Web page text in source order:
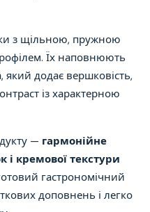
з щільною, пружною
Їх наповнюють
додає вершковість,
із характерною
— гармонійне
і кремової текстури
гастрономічний
доповнень і легко